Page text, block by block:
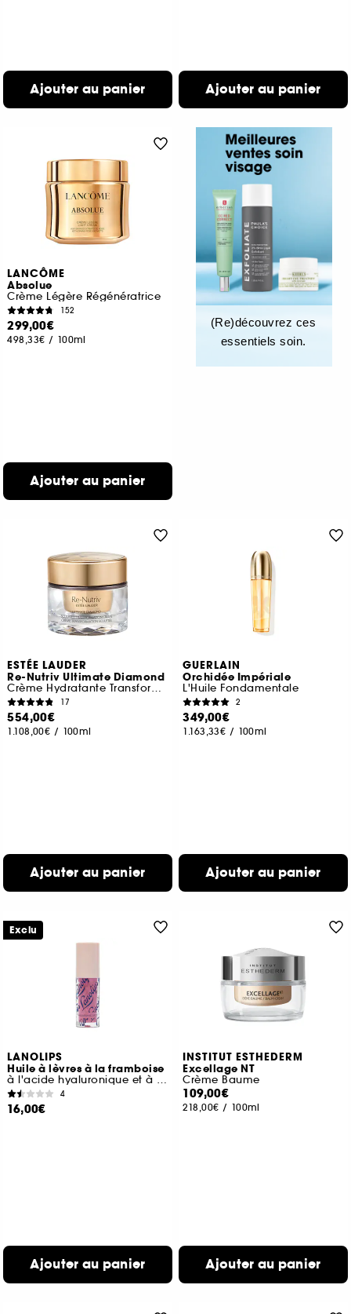
Ajouter au panier Ajouter au panier
LANCÔME
Absolue
Crème Légère Régénératrice
152
299,00€
498,33€ / 100ml
Ajouter au panier
(Re)découvrez ces
essentiels soin.
ESTÉE LAUDER
Re-Nutriv Ultimate Diamond
Crème Hydratante Transformation Sculptée
17
554,00€
1.108,00€ / 100ml
Ajouter au panier
GUERLAIN
Orchidée Impériale
L'Huile Fondamentale
2
349,00€
1.163,33€ / 100ml
Ajouter au panier
LANOLIPS
Huile à lèvres à la framboise
à l'acide hyaluronique et à la lanoline
4
16,00€
Ajouter au panier
Exclu
INSTITUT ESTHEDERM
Excellage NT
Crème Baume
109,00€
218,00€ / 100ml
Ajouter au panier